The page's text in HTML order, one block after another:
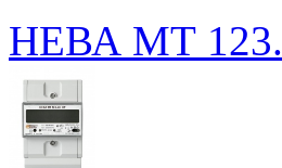
НЕВА МТ 123.